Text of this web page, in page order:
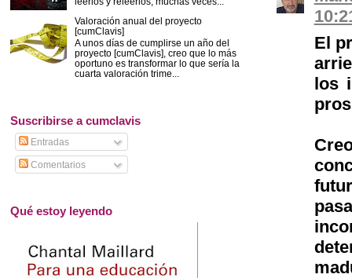
El
los
Valoración anual del proyecto
[cumClavis]
A unos días de cumplirse un año del
proyecto [cumClavis], creo que lo más
oportuno es transformar lo que sería la
cuarta valoración trime...
Suscribirse a cumclavis
Entradas
Comentarios
Qué estoy leyendo